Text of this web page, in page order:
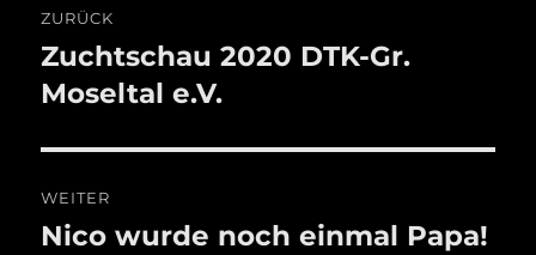
ZURÜCK
Vorheriger
Beitrag:
Zuchtschau 2020 DTK-Gr.
Moseltal e.V.
WEITER
Nächster
Nico wurde noch einmal Papa!